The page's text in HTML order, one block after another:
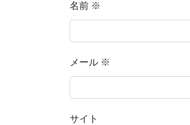
名前 ※
メール ※
サイト